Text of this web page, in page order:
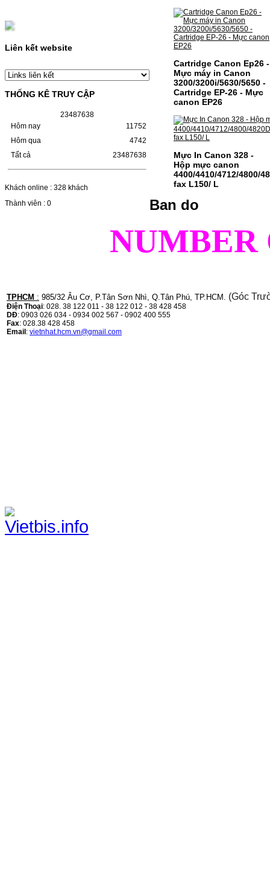
HỘP MỰC CANON CRG-070
243/MF 461DW
HỘP MỰC CANON CRG-070 CHO DÒNG
MÁY LBP 243/MF 461DW MÃ HỘP MỰC:–
Hộp mực Canon CRG-070– Loại mực: Mực
in laser trắng đenSỬ DỤNG CHO MÁY IN:–
Giá : 799.000VND
Chọn mua
HỘP MỰC TK-1158 CHO
MÁY IN KYOCERA
M2135DN/M2635DN
MỰC:- Hộp mực Kyocera TK-1158- Loại
mực: Mực in laser trắng đenSỬ DỤNG CHO
Liên kết website
THỐNG KÊ TRUY CẬP
23487638
Hôm nay
Hôm qua
Tất cả
11752
4742
23487638
Khách online : 328 khách
Thành viên : 0
Cartridge Canon Ep26 -
Mực máy in Canon
3200/3200i/5630/5650 -
Cartridge EP-26 - Mực
canon EP26
Mực In Canon 328 -
Hộp mực canon
4400/4410/4712/4800/
fax L150/ L
Ban do
NUMBER
TPHCM : 985/32 Âu Cơ, P.Tân Sơn Nhì, Q.Tân Phú, TP.HCM. (Góc
Điện Thoại: 028. 38 122 011 - 38 122 012 - 38 428 458
DĐ: 0903 026 034 - 0934 002 567 - 0902 400 555
Fax: 028.38 428 458
Email: vietnhat.hcm.vn@gmail.com